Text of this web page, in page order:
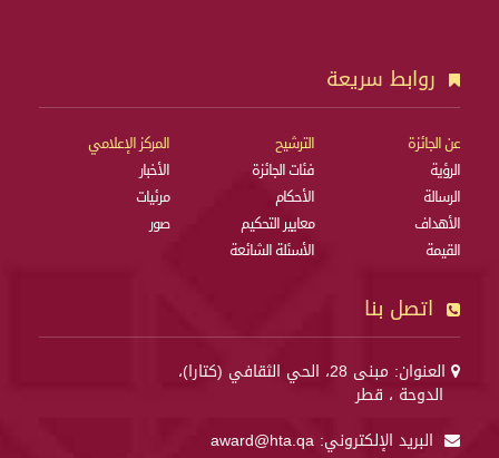
روابط سريعة
عن الجائزة
الرؤية
الرسالة
الأهداف
القيمة
الترشيح
فئات الجائزة
الأحكام
معايير التحكيم
الأسئلة الشائعة
المركز الإعلامي
الأخبار
مرئيات
صور
اتصل بنا
العنوان: مبنى 28، الحي الثقافي (كتارا)،
الدوحة ، قطر
البريد الإلكتروني: award@hta.qa